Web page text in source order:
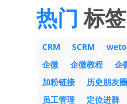
热门 标签
CRM SCRM
企微
企微教程 企
加粉链接
历史朋友圈
员工管理
定位进群